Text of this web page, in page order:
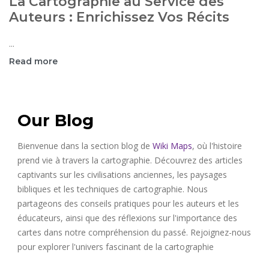
Auteurs : Enrichissez Vos Récits
...
Read more
Our Blog
Bienvenue dans la section blog de Wiki Maps, où l'histoire
prend vie à travers la cartographie. Découvrez des articles
captivants sur les civilisations anciennes, les paysages
bibliques et les techniques de cartographie. Nous
partageons des conseils pratiques pour les auteurs et les
éducateurs, ainsi que des réflexions sur l'importance des
cartes dans notre compréhension du passé. Rejoignez-nous
pour explorer l'univers fascinant de la cartographie